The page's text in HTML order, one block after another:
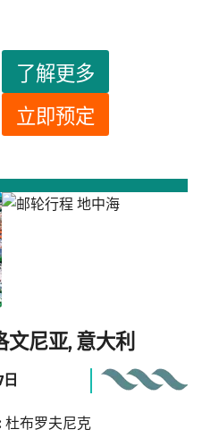
了解更多
立即预定
文尼亚, 意大利
杜布罗夫尼克